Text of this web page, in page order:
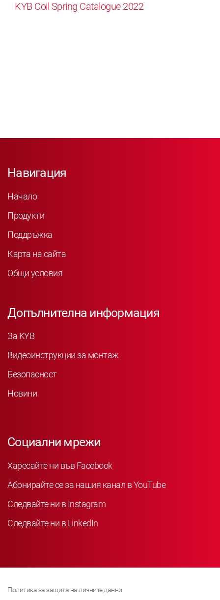
KYB Coil Spring Catalogue 2022
Навигация
Начало
Продукти
Поддръжка
Карта на сайта
Общи условия
Допълнителна информация
За KYB
Видеоинструкции за монтаж
Безопасност
Новини
Социални мрежи
Харесайте ни във Facebook
Абонирайте се за нашия канал в YouTube
Следвайте ни в Instagram
Следвайте ни в LinkedIn
Политика за защита на личните данни